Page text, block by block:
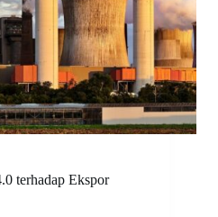
terhadap Ekspor